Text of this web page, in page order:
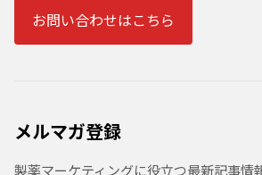
お問い合わせはこちら
メルマガ登録
製薬マーケティングに役立つ最新記事情